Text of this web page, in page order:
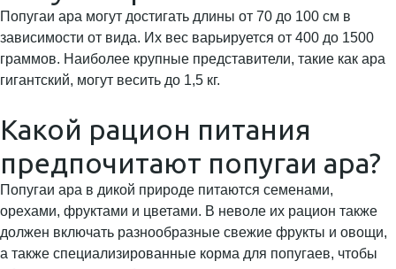
Попугаи ара могут достигать длины от 70 до 100 см в
зависимости от вида. Их вес варьируется от 400 до 1500
граммов. Наиболее крупные представители, такие как ара
гигантский, могут весить до 1,5 кг.
Какой рацион питания
предпочитают попугаи ара?
Попугаи ара в дикой природе питаются семенами,
орехами, фруктами и цветами. В неволе их рацион также
должен включать разнообразные свежие фрукты и овощи,
а также специализированные корма для попугаев, чтобы